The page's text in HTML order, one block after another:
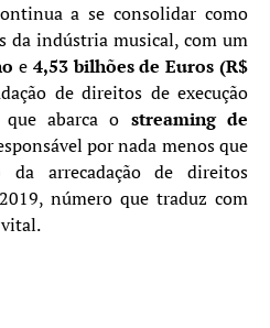
a se consolidar como
da indústria musical, com um
e 4,53 bilhões de Euros (R$
de direitos de execução
que abarca o streaming de
por nada menos que
da arrecadação de direitos
número que traduz com